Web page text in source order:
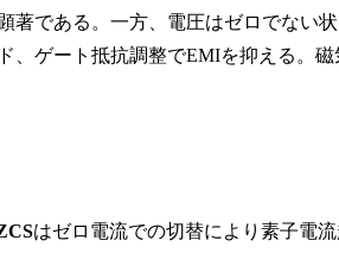
著である。一方、電圧はゼロでない状
、ゲート抵抗調整でEMIを抑える。磁
はゼロ電流での切替により素子電